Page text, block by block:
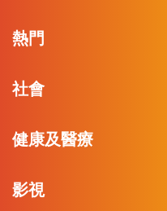
熱門
社會
健康及醫療
影視